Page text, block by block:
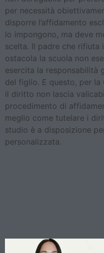
per necessità
disporre l’affidamento
lo impongono, ma deve
scelta. Il padre che
ostacola la scuola non
esercita la responsabilità
del figlio. E questo, per la
il diritto non lascia
procedimento di
meglio come tutelare i
studio è a disposizione
personalizzata.